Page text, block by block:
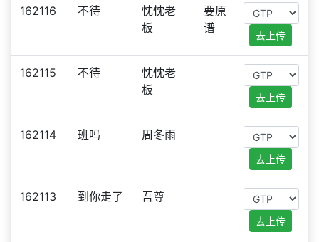
162116 不待
忱忱老
板
要原
谱
去上传
162115 不待
忱忱老
板
去上传
162114 班吗 周冬雨
去上传
162113 到你走了 吾尊
去上传